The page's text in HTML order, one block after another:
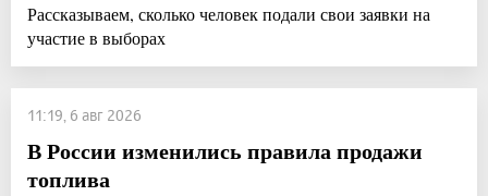
Рассказываем, сколько человек подали свои заявки на
участие в выборах
11:19, 6 авг 2026
В России изменились правила продажи
топлива